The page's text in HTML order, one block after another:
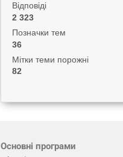
Відповіді
2 323
Позначки тем
36
Мітки теми порожні
82
Основні програми